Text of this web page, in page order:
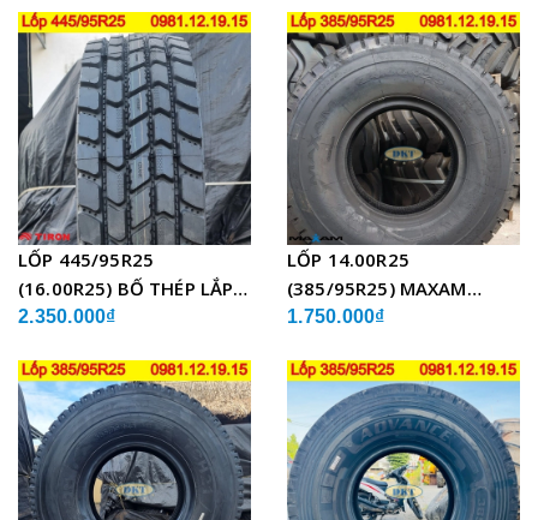
LỐP 445/95R25
(16.00R25) BỐ THÉP LẮP
XE CẨU
2.350.000₫
LỐP 14.00R25
(385/95R25) MAXAM
MSVO1 BỐ THÉP LẮP XE
1.750.000₫